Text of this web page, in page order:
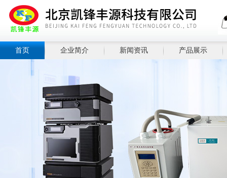
首页 企业简介 新闻资讯 产品展示